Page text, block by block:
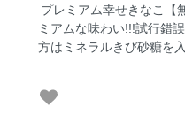
プレミアム幸せきなこ【
ミアムな味わい!!!試行錯
方はミネラルきび砂糖を